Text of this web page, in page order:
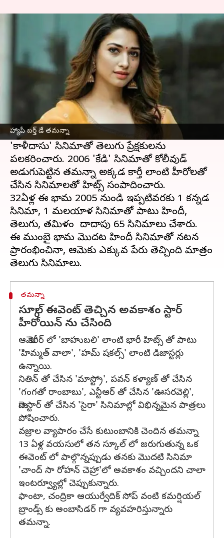
హ్యాపీ బర్త్ డే తమన్నా
పుట్టినరోజు జరుపుకుంటున్న మిల్కీ
బ్యూటీ తమన్నా
Nishkala Sathivada Dec 21, 2022 10:42 am
ఈ వార్తాకథనం ఏంటి
2005లో 'శ్రీ' సినిమాతో టాలీవుడ్ లోకి అడుగుపెట్టింది
తమన్నా. ఆ తర్వాత వచ్చిన 'హ్యాపీ డేస్' సినిమాతో
యూత్ లో మంచి క్రేజ్ సంపాదించుకున్న తర్వాత
'కాళీదాసు' సినిమాతో తెలుగు ప్రేక్షకులను
పలకరించారు. 2006లో 'కేడి' సినిమాతో కోలీవుడ్ లో
అడుగుపెట్టిన తమన్నా అక్కడ కార్తీ లాంటి హీరోలతో
చేసిన సినిమాలతో హిట్స్ సంపాదించారు.
32ఏళ్ల ఈ భామ 2005 నుండి ఇప్పటివరకు 1 కన్నడ
సినిమా, 1 మలయాళ సినిమాతో పాటు హిందీ,
తెలుగు, తమిళం లో దాదాపు 65 సినిమాలు చేశారు.
ఈ ముంబై భామ మొదట హిందీ సినిమాతో నటన
ప్రారంభించినా, ఆమెకు ఎక్కువ పేరు తెచ్చింది మాత్రం
తమన్నా
స్కూల్ ఈవెంట్ తెచ్చిన అవకాశం స్టార్
హీరోయిన్ ను చేసింది
ఆమె కెరీర్ లో 'బాహుబలి' లాంటి భారీ హిట్స్ తో పాటు
'హిమ్మత్ వాలా', 'హమ్ షకల్స్' లాంటి డిజాస్టర్లు
ఉన్నాయి.
నితిన్ తో చేసిన 'మాస్ట్రో', పవన్ కళ్యాణ్ తో చేసిన
'గంగతో రాంబాబు', ఎన్టీఆర్ తో చేసిన 'ఊసరవెల్లి',
మెగాస్టార్ తో చేసిన 'సైరా' సినిమాల్లో విభిన్నమైన పాత్రలు
పోషించారు.
వజ్రాల వ్యాపారం చేసే కుటుంబానికి చెందిన తమన్నా
13 ఏళ్ల వయసులో తన స్కూల్ లో జరుగుతున్న ఒక
ఈవెంట్ లో పాల్గొన్నప్పుడు తనకు మొదటి సినిమా
'చాంద్ సా రోహన్ చెహ్రా'లో అవకాశం వచ్చిందని చాలా
ఇంటర్వ్యూల్లో చెప్పుకున్నారు.
ఫాంటా, చంద్రికా ఆయుర్వేదిక్ సోప్ వంటి కమర్షియల్
బ్రాండ్స్ కు అంబాసిడర్ గా వ్యవహరిస్తున్నారు
తమన్నా.